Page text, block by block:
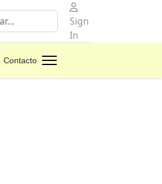
Sign
In
Contacto